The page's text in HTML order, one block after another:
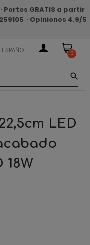
· Portes GRATIS a partir
· Opiniones 4.9/5
ESPAÑOL 0
search
LED
18W